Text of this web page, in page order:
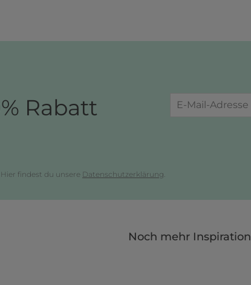
Rabatt
findest du unsere Datenschutzerklärung.
Noch mehr Inspiration